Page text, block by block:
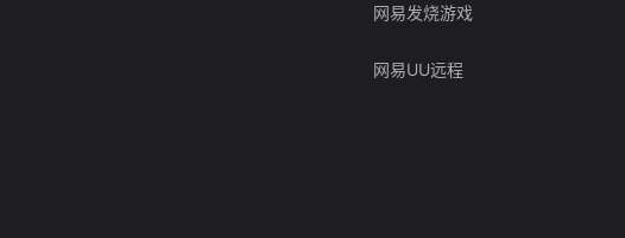
网易发烧游戏
网易UU远程